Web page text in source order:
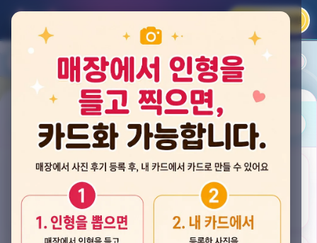
카카오 로그인
평점순 내 주변 즐겨찾기
뽑스 천안 불당점
★★★★☆ 4.2 후기 33